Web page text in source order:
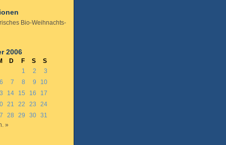
Bio-Weihnachts-
2006
D F S
S
1
2
3
6 7 8 9
10
14 15 16
17
21 22 23
24
28 29 30 31
»